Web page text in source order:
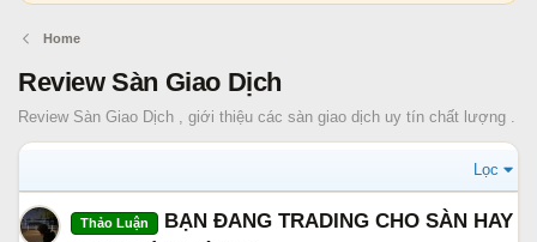
Home
Review Sàn Giao Dịch
Review Sàn Giao Dịch , giới thiệu các sàn giao dịch uy tín chất lượng .
Lọc
Thảo Luận
BẠN ĐANG TRADING CHO SÀN HAY